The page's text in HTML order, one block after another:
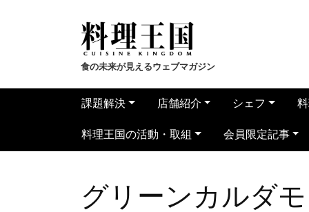
食の未来が見えるウェブマガジン
課題解決 店舗紹介 シェフ
料理王国の活動・取組 会員限定記事
グリーンカルダ